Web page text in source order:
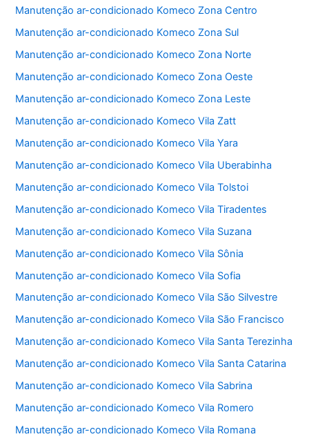
k
Manutenção ar-condicionado Komeco Zona Centro
Manutenção ar-condicionado Komeco Zona Sul
Manutenção ar-condicionado Komeco Zona Norte
Manutenção ar-condicionado Komeco Zona Oeste
Manutenção ar-condicionado Komeco Zona Leste
Manutenção ar-condicionado Komeco Vila Zatt
Manutenção ar-condicionado Komeco Vila Yara
Manutenção ar-condicionado Komeco Vila Uberabinha
Manutenção ar-condicionado Komeco Vila Tolstoi
Manutenção ar-condicionado Komeco Vila Tiradentes
Manutenção ar-condicionado Komeco Vila Suzana
Manutenção ar-condicionado Komeco Vila Sônia
Manutenção ar-condicionado Komeco Vila Sofia
Manutenção ar-condicionado Komeco Vila São Silvestre
Manutenção ar-condicionado Komeco Vila São Francisco
Manutenção ar-condicionado Komeco Vila Santa Terezinha
Manutenção ar-condicionado Komeco Vila Santa Catarina
Manutenção ar-condicionado Komeco Vila Sabrina
Manutenção ar-condicionado Komeco Vila Romero
Manutenção ar-condicionado Komeco Vila Romana